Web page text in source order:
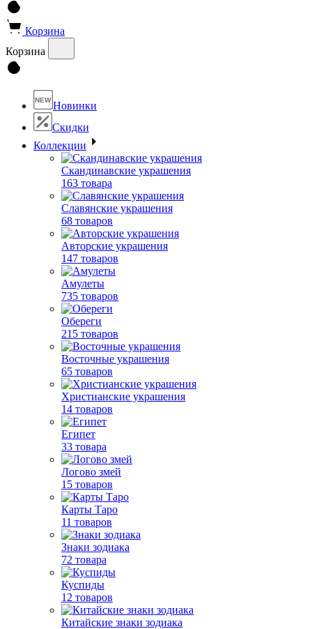
Корзина
Корзина
NEW Новинки
Скидки
Коллекции
Скандинавские украшения
163 товара
Славянские украшения
68 товаров
Авторские украшения
147 товаров
Амулеты
735 товаров
Обереги
215 товаров
Восточные украшения
65 товаров
Христианские украшения
14 товаров
Египет
33 товара
Логово змей
15 товаров
Карты Таро
11 товаров
Знаки зодиака
72 товара
Куспиды
12 товаров
Китайские знаки зодиака